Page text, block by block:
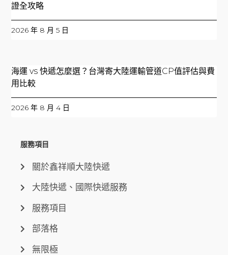
證全攻略
2026 年 8 月 5 日
海運 vs 快遞怎麼選？台灣寄大陸運輸管道CP值評估與費
用比較
2026 年 8 月 4 日
服務項目
關於鑫祥順大陸快遞
大陸快遞、國際快遞服務
服務項目
部落格
無限極